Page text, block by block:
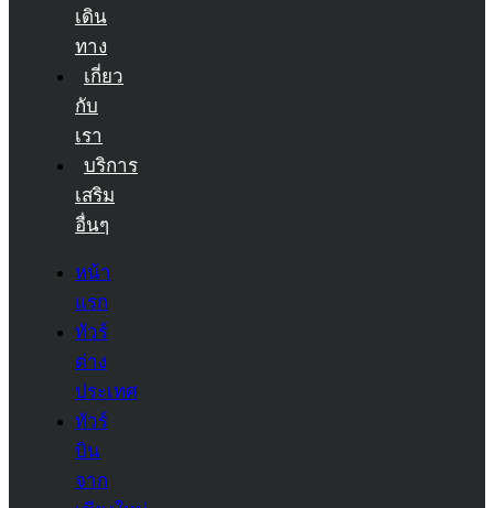
เดิน
ทาง
เกี่ยว
กับ
เรา
บริการ
เสริม
อื่นๆ
หน้า
แรก
ทัวร์
ต่าง
ประเทศ
ทัวร์
บิน
จาก